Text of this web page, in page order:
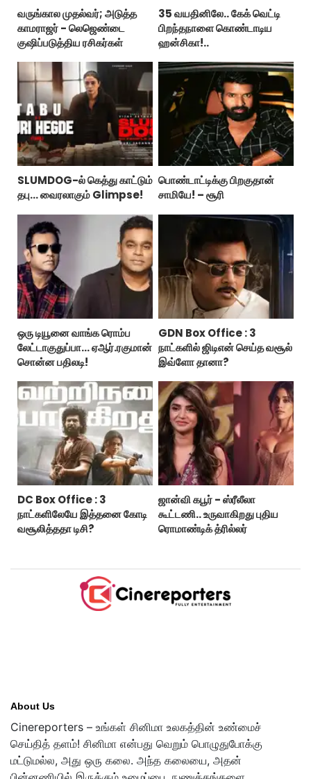
வருங்கால முதல்வர்; அடுத்த
காமராஜர் - லெஜெண்டை
குஷிப்படுத்திய ரசிகர்கள்
35 வயதினிலே.. கேக் வெட்டி
பிறந்தநாளை கொண்டாடிய
ஹன்சிகா!..
SLUMDOG-ல் கெத்து காட்டும்
தபு... வைரலாகும் Glimpse!
பொண்டாட்டிக்கு பிறகுதான்
சாமியே! – சூரி
ஒரு டியூனை வாங்க ரொம்ப
லேட்டாகுதுப்பா... ஏஆர்.ரகுமான்
சொன்ன பதிலடி!
GDN Box Office : 3
நாட்களில் ஜிடிஎன் செய்த வசூல்
இவ்ளோ தானா?
DC Box Office : 3
நாட்களிலேயே இத்தனை கோடி
வசூலித்ததா டிசி?
ஜான்வி கபூர் - ஸ்ரீலீலா
கூட்டணி.. உருவாகிறது புதிய
ரொமாண்டிக் த்ரில்லர்
About Us
Cinereporters – உங்கள் சினிமா உலகத்தின் உண்மைச்
செய்தித் தளம்! சினிமா என்பது வெறும் பொழுதுபோக்கு
மட்டுமல்ல, அது ஒரு கலை. அந்த கலையை, அதன்